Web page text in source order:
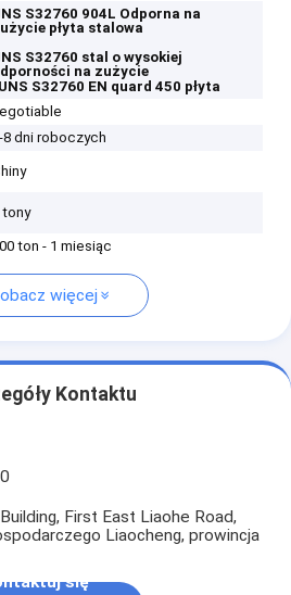
S32760 904L Odporna na
płyta stalowa
S32760 stal o wysokiej
na zużycie
UNS S32760 EN quard 450 płyta
8 dni roboczych
tony
ton - 1 miesiąc
więcej
Kontaktu
First East Liaohe Road,
Liaocheng, prowincja
się